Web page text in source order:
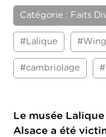
Catégorie : Faits
#Lalique
#cambriolage
Le musée
Alsace a été